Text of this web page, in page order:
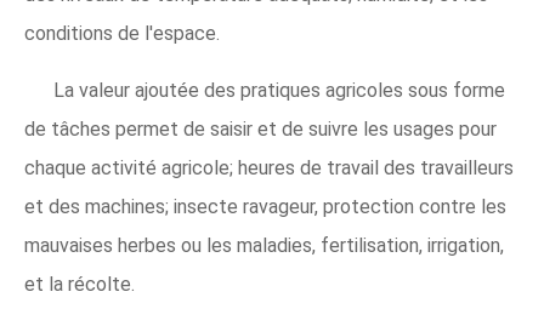
conditions de l'espace.
La valeur ajoutée des pratiques agricoles sous forme
de tâches permet de saisir et de suivre les usages pour
chaque activité agricole; heures de travail des travailleurs
et des machines; insecte ravageur, protection contre les
mauvaises herbes ou les maladies, fertilisation, irrigation,
et la récolte.